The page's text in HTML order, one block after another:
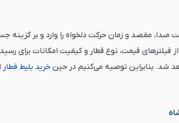
قطار ملایر کرمانشاه از قاصدک 24 می‌بایست مبدا، مقصد و زمان
قیمت، نوع قطار و کیفیت امکانات برای
شد. بنابراین توصیه می‌کنیم در حین خرید بلیط قطار